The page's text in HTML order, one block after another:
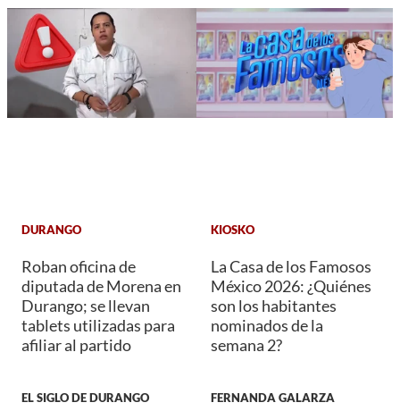
DURANGO
Roban oficina de
diputada de Morena en
Durango; se llevan
tablets utilizadas para
afiliar al partido
EL SIGLO DE DURANGO
KIOSKO
La Casa de los Famosos
México 2026: ¿Quiénes
son los habitantes
nominados de la
semana 2?
FERNANDA GALARZA